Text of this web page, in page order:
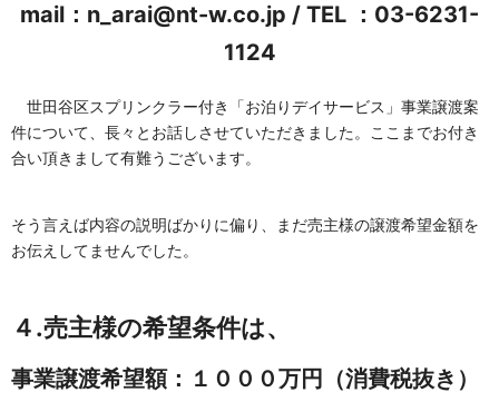
mail： n_arai@nt-w.co.jp / TEL ：03-6231-
1124
世田谷区スプリンクラー付き「お泊りデイサービス」事業譲渡案
件について、長々とお話しさせていただきました。ここまでお付き
合い頂きまして有難うございます。
そう言えば内容の説明ばかりに偏り、まだ売主様の譲渡希望金額を
お伝えしてませんでした。
４.売主様の希望条件は、
事業譲渡希望額：１０００万円（消費税抜き）